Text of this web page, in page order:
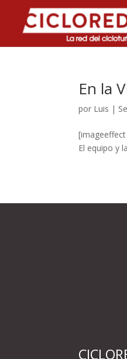
En la
por Luis |
[imageeffect
El equipo y